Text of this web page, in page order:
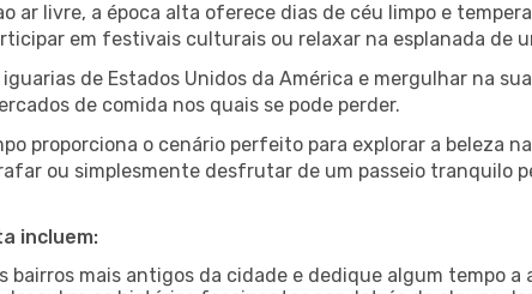
ar livre, a época alta oferece dias de céu limpo e
em festivais culturais ou relaxar na esplanada de
de Estados Unidos da América e mergulhar na
de comida nos quais se pode perder.
proporciona o cenário perfeito para explorar a beleza
ou simplesmente desfrutar de um passeio tranquilo
incluem:
bairros mais antigos da cidade e dedique algum tempo